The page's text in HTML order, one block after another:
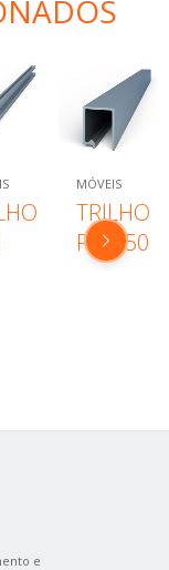
ARMÁRIOS
KIT
SIMPLES
e